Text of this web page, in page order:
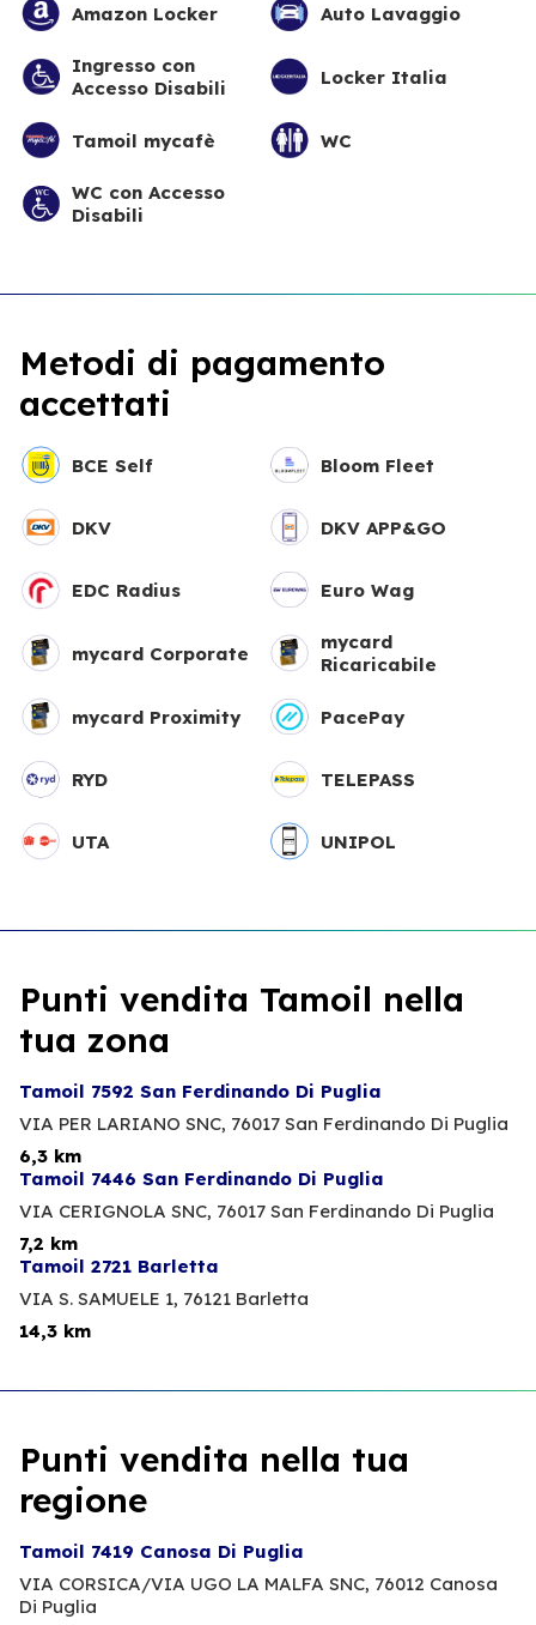
Amazon Locker Auto Lavaggio
Ingresso con
Accesso Disabili
Locker Italia
Tamoil mycafè WC
WC con Accesso
Disabili
Metodi di pagamento
accettati
BCE Self Bloom Fleet
DKV DKV APP&GO
EDC Radius Euro Wag
mycard Corporate
mycard
Ricaricabile
mycard Proximity PacePay
RYD TELEPASS
UTA UNIPOL
Punti vendita Tamoil nella
tua zona
Tamoil 7592 San Ferdinando Di Puglia
VIA PER LARIANO SNC, 76017 San Ferdinando Di Puglia
6,3 km
Tamoil 7446 San Ferdinando Di Puglia
VIA CERIGNOLA SNC, 76017 San Ferdinando Di Puglia
7,2 km
Tamoil 2721 Barletta
VIA S. SAMUELE 1, 76121 Barletta
14,3 km
Punti vendita nella tua
regione
Tamoil 7419 Canosa Di Puglia
VIA CORSICA/VIA UGO LA MALFA SNC, 76012 Canosa
Di Puglia